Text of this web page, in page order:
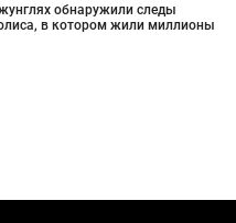
обнаружили следы
в котором жили миллионы